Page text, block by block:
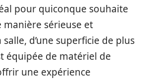
pour quiconque souhaite
manière sérieuse et
d’une superficie de plus
équipée de matériel de
une expérience